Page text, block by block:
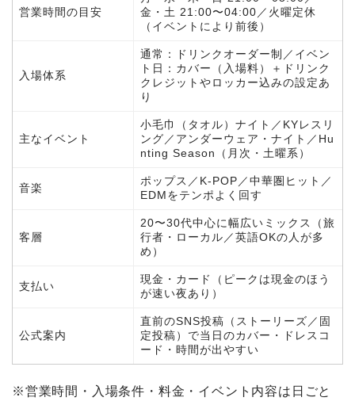
営業時間の目安
金・土 21:00〜04:00／火曜定休
（イベントにより前後）
入場体系
通常：ドリンクオーダー制／イベン
ト日：カバー（入場料）＋ドリンク
クレジットやロッカー込みの設定あ
り
主なイベント
小毛巾（タオル）ナイト／KYレスリ
ング／アンダーウェア・ナイト／Hu
nting Season（月次・土曜系）
音楽
ポップス／K-POP／中華圏ヒット／
EDMをテンポよく回す
客層
20〜30代中心に幅広いミックス（旅
行者・ローカル／英語OKの人が多
め）
支払い
現金・カード（ピークは現金のほう
が速い夜あり）
公式案内
直前のSNS投稿（ストーリーズ／固
定投稿）で当日のカバー・ドレスコ
ード・時間が出やすい
※営業時間・入場条件・料金・イベント内容は日ごと